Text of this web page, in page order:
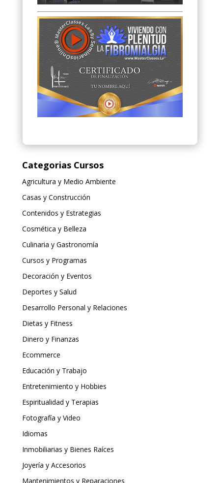
Categorias Cursos
Agricultura y Medio Ambiente
Casas y Construcción
Contenidos y Estrategias
Cosmética y Belleza
Culinaria y Gastronomía
Cursos y Programas
Decoración y Eventos
Deportes y Salud
Desarrollo Personal y Relaciones
Dietas y Fitness
Dinero y Finanzas
Ecommerce
Educación y Trabajo
Entretenimiento y Hobbies
Espiritualidad y Terapias
Fotografía y Video
Idiomas
Inmobiliarias y Bienes Raíces
Joyería y Accesorios
Mantenimientos y Reparaciones